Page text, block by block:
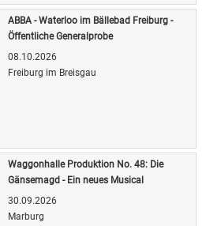
ABBA - Waterloo im Bällebad Freiburg -
Öffentliche Generalprobe
08.10.2026
Freiburg im Breisgau
Waggonhalle Produktion No. 48: Die
Gänsemagd - Ein neues Musical
30.09.2026
Marburg